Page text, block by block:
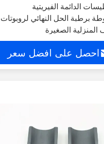
الدائمة الفيريتية
برطبة الحل النهائي لروبوتات
المنزلية الصغيرة
احصل على افضل سعر